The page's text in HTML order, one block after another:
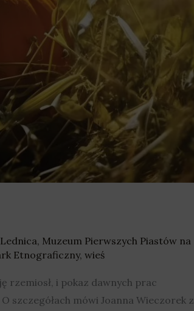
Lednica, Muzeum Pierwszych Piastów na
Etnograficzny, wieś
rzemiosł, i pokaz dawnych prac
szczegółach mówi Joanna Wieczorek z